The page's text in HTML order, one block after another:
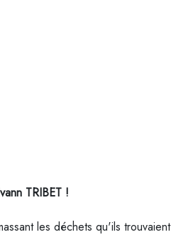
TRIBET !
les déchets qu'ils